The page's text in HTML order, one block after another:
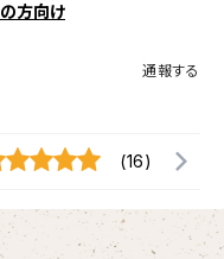
方向け
通報する
(16)